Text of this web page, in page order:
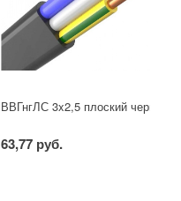
ВВГнгЛС 3x2,5 плоский черный
63,77 руб.